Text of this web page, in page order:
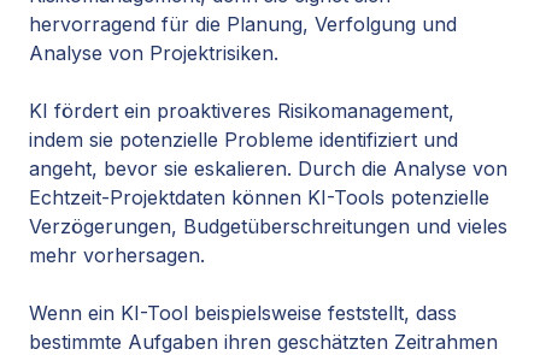
hervorragend für die Planung, Verfolgung und
Analyse von Projektrisiken.
KI fördert ein proaktiveres Risikomanagement,
indem sie potenzielle Probleme identifiziert und
angeht, bevor sie eskalieren. Durch die Analyse von
Echtzeit-Projektdaten können KI-Tools potenzielle
Verzögerungen, Budgetüberschreitungen und vieles
mehr vorhersagen.
Wenn ein KI-Tool beispielsweise feststellt, dass
bestimmte Aufgaben ihren geschätzten Zeitrahmen